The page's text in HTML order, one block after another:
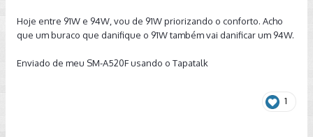
Hoje entre 91W e 94W, vou de 91W priorizando o conforto. Acho
que um buraco que danifique o 91W também vai danificar um 94W.
Enviado de meu SM-A520F usando o Tapatalk
1